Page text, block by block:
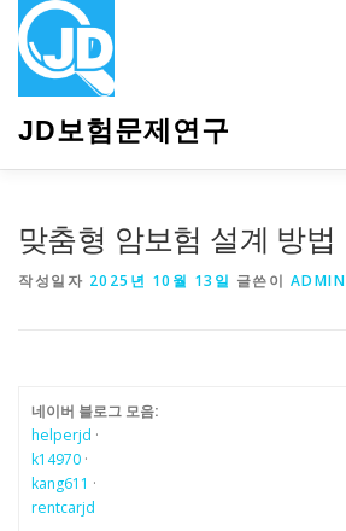
JD보험문제연구
맞춤형 암보험 설계 방법
작성일자 2025년 10월 13일 글쓴이 ADMIN
네이버 블로그 모음:
helperjd ·
k14970 ·
kang611 ·
rentcarjd